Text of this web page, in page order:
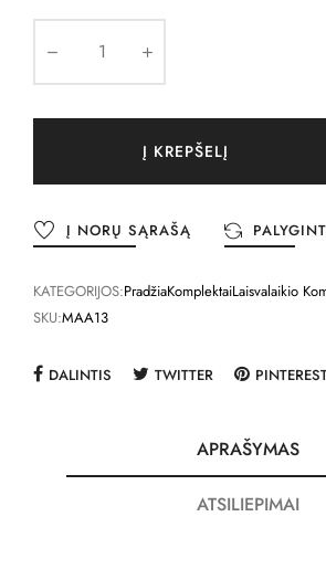
Į KREPŠELĮ
Į NORŲ SĄRAŠĄ
KATEGORIJOS:PradžiaKomplektaiLaisvalaikio
SKU:MAA13
DALINTIS TWITTER
APRAŠYMAS
ATSILIEPIMAI